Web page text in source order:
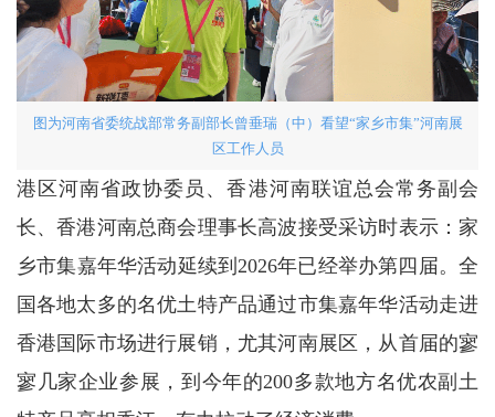
图为河南省委统战部常务副部长曾垂瑞（中）看望“家乡市集”河南展
区工作人员
港区河南省政协委员、香港河南联谊总会常务副会
长、香港河南总商会理事长高波接受采访时表示：家
乡市集嘉年华活动延续到2026年已经举办第四届。全
国各地太多的名优土特产品通过市集嘉年华活动走进
香港国际市场进行展销，尤其河南展区，从首届的寥
寥几家企业参展，到今年的200多款地方名优农副土